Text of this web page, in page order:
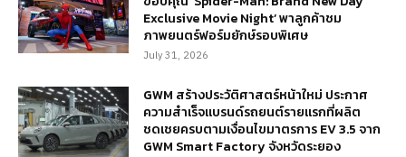
Exclusive Movie Night’ พาลูกค้าชม
ภาพยนตร์ฟอร์มยักษ์รอบพิเศษ
July 31, 2026
GWM สร้างประวัติศาสตร์หน้าใหม่ ประกาศ
ความสำเร็จแบรนด์รถยนต์รายแรกที่ผลิต
ชดเชยครบตามเงื่อนไขมาตรการ EV 3.5 จาก
GWM Smart Factory จังหวัดระยอง